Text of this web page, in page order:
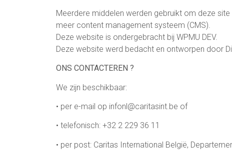
Meerdere middelen werden gebruikt om deze
meer content management systeem (CMS).
Deze website is ondergebracht bij WPMU DEV.
Deze website werd bedacht en ontworpen door
ONS CONTACTEREN ?
We zijn beschikbaar:
• per e-mail op infonl@caritasint.be of
• telefonisch: +32 2 229 36 11
• per post: Caritas International België,